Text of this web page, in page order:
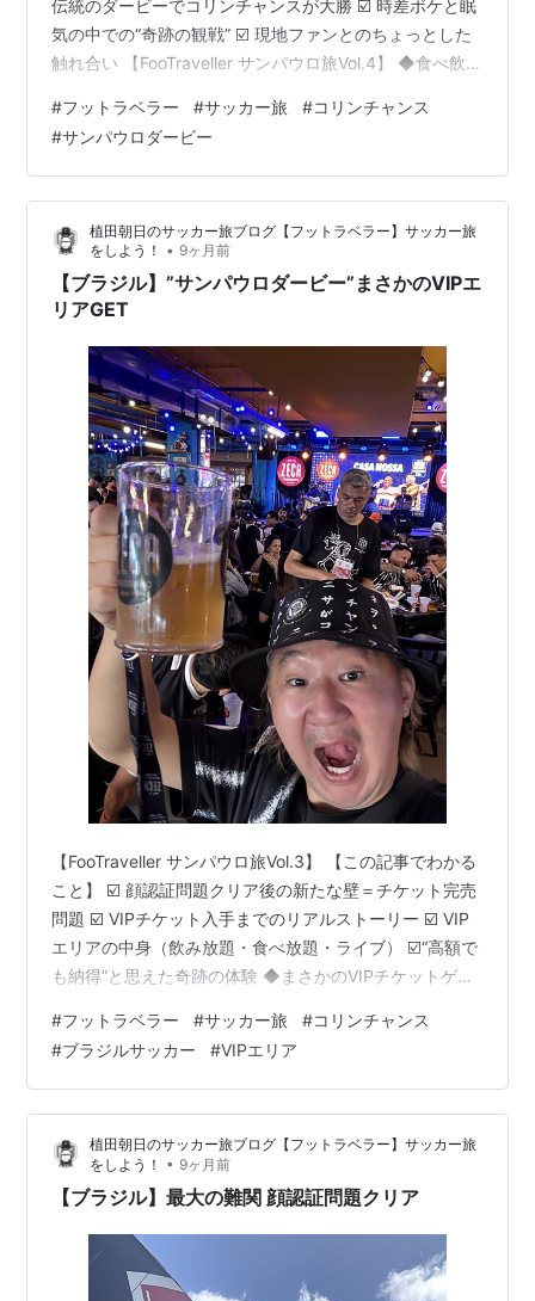
伝統のダービーでコリンチャンスが大勝 ☑️ 時差ボケと眠
気の中での“奇跡の観戦” ☑️ 現地ファンとのちょっとした
触れ合い 【FooTraveller サンパウロ旅Vol.4】 ◆食べ飲み
ファンしかいないダービー ◆“時差ボケ”という名の刺客
◆今日の経験は一生モノ⁉️ ◆ブラジル関連記事
============================ 🗓️2025年11月20
日（木）⚽️ ブラジレイロ🏟 コリン…
#フットラベラー #サッカー旅 #コリンチャンス
#サンパウロダービー
植田朝日のサッカー旅ブログ【フットラベラー】サッカー旅
をしよう！
• 9ヶ月前
【ブラジル】”サンパウロダービー”まさかのVIPエ
リアGET
【FooTraveller サンパウロ旅Vol.3】 【この記事でわかる
こと】 ☑️ 顔認証問題クリア後の新たな壁＝チケット完売
問題 ☑️ VIPチケット入手までのリアルストーリー ☑️ VIP
エリアの中身（飲み放題・食べ放題・ライブ） ☑️“高額で
も納得”と思えた奇跡の体験 ◆まさかのVIPチケットゲッ
記事 ◆まさかのVIPチケットゲット！ 顔認証問題を突破
してホッとしたのも束の間。 次に待っていたのは…まさ
かのチケット完売問題‼️ 「やっと登録できたのに試合が
見れないなんて…地獄すぎる」 ってマジで落ちかけた。
でも、ここでオレの得意…
#フットラベラー #サッカー旅 #コリンチャンス
#ブラジルサッカー #VIPエリア
植田朝日のサッカー旅ブログ【フットラベラー】サッカー旅
をしよう！
• 9ヶ月前
【ブラジル】最大の難関 顔認証問題クリア